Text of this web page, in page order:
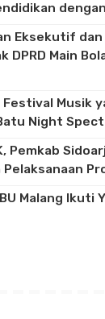
Eksekutif
DPRD Main
Musik
Night
Pemkab
Pelaksanaan
Malang Ikuti